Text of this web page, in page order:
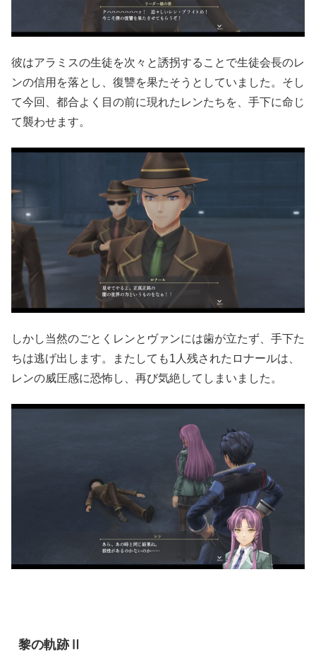
彼はアラミスの生徒を次々と誘拐することで生徒会長のレ
ンの信用を落とし、復讐を果たそうとしていました。そし
て今回、都合よく目の前に現れたレンたちを、手下に命じ
て襲わせます。
しかし当然のごとくレンとヴァンには歯が立たず、手下た
ちは逃げ出します。またしても1人残されたロナールは、
レンの威圧感に恐怖し、再び気絶してしまいました。
黎の軌跡Ⅱ